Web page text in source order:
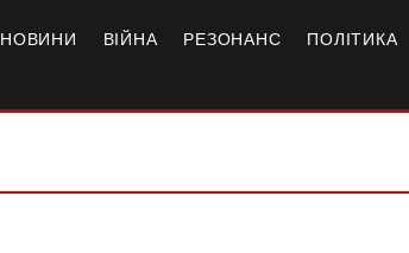
НОВИНИ ВІЙНА РЕЗОНАНС ПОЛІТИКА